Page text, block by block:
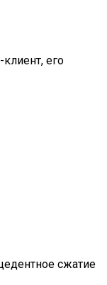
его
сжатие